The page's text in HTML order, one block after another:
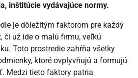
inštitúcie vydávajúce normy.
je dôležitým faktorom pre každý
či už ide o malú firmu, veľkú
Toto prostredie zahŕňa všetky
ktoré ovplyvňujú a formujú
Medzi tieto faktory patria